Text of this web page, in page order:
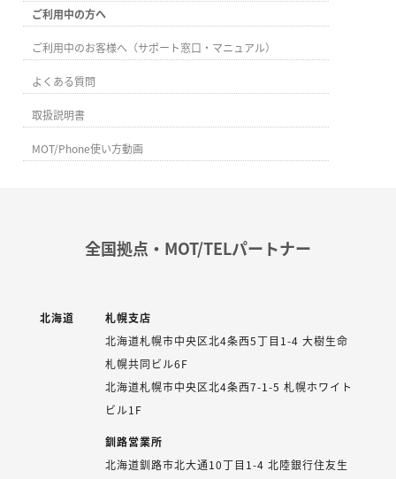
ご利用中の方へ
ご利用中のお客様へ（サポート窓口・マニュアル）
よくある質問
取扱説明書
MOT/Phone使い方動画
全国拠点・MOT/TELパートナー
北海道
札幌支店
北海道札幌市中央区北4条西5丁目1-4 大樹生命
札幌共同ビル6F
北海道札幌市中央区北4条西7-1-5 札幌ホワイト
ビル1F
釧路営業所
北海道釧路市北大通10丁目1-4 北陸銀行住友生